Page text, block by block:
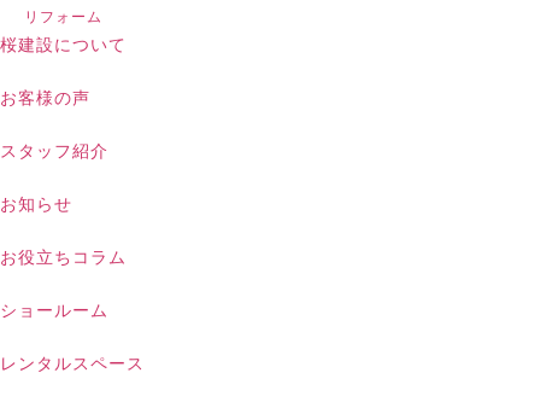
リフォーム
桜建設について
お客様の声
スタッフ紹介
お知らせ
お役立ちコラム
ショールーム
レンタルスペース